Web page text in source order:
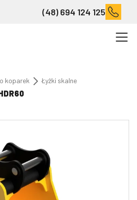
(48) 694 124 125
koparek Łyżki skalne